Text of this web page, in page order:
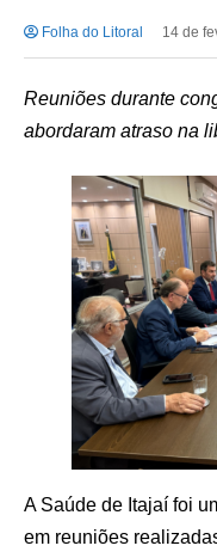
Folha do Litoral 14 de
Reuniões durante
abordaram atraso na
A Saúde de Itajaí foi
em reuniões